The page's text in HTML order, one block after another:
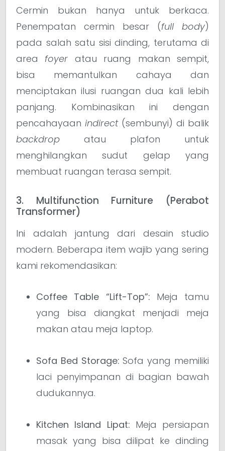
Cermin bukan hanya untuk berkaca.
Penempatan cermin besar (full body)
pada salah satu sisi dinding, terutama di
area foyer atau ruang makan sempit,
bisa memantulkan cahaya dan
menciptakan ilusi ruangan dua kali lebih
panjang. Kombinasikan ini dengan
pencahayaan indirect(sembunyi) di balik
backdrop atau plafon untuk
menghilangkan sudut gelap yang
membuat ruangan terasa sempit.
3. Multifunction Furniture (Perabot
Transformer)
Ini adalah jantung dari desain studio
modern. Beberapa item wajib yang sering
kami rekomendasikan:
Coffee Table “Lift-Top”: Meja tamu
yang bisa diangkat menjadi meja
makan atau meja laptop.
Sofa Bed Storage: Sofa yang memiliki
laci penyimpanan di bagian bawah
dudukannya.
Kitchen Island Lipat: Meja persiapan
masak yang bisa dilipat ke dinding